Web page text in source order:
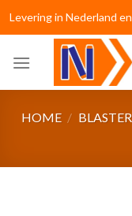
Levering in Nederland
HOME /